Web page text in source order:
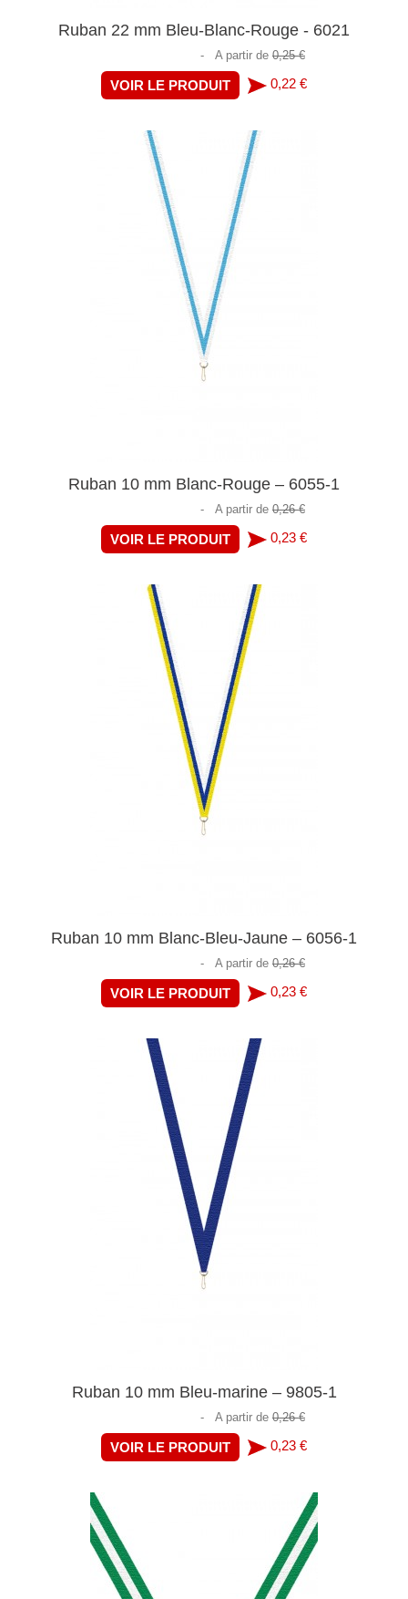
Ruban 22 mm Bleu-Blanc-Rouge - 6021
- A partir de 0,25 €
VOIR LE PRODUIT 0,22 €
Ruban 10 mm Blanc-Rouge – 6055-1
- A partir de 0,26 €
VOIR LE PRODUIT 0,23 €
Ruban 10 mm Blanc-Bleu-Jaune – 6056-1
- A partir de 0,26 €
VOIR LE PRODUIT 0,23 €
Ruban 10 mm Bleu-marine – 9805-1
- A partir de 0,26 €
VOIR LE PRODUIT 0,23 €